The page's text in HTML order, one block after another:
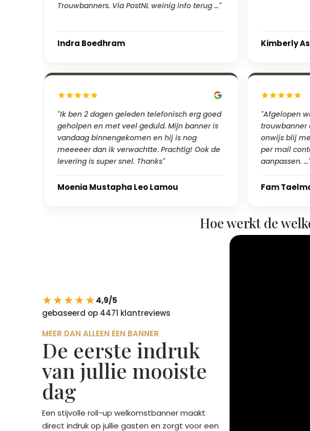
Trouwbanners. Via PostNL weinig info terug …"
Indra Boedhram Kimberly
"Ik ben 2 dagen geleden telefonisch erg goed
geholpen en met veel geduld. Mijn banner is
vandaag binnengekomen en hij is nog
meeeeer dan ik verwachtte. Prachtig! Ook de
levering is super snel. Thanks"
Moenia Mustapha Leo Lamou
"Afgelopen
trouwbanner
onwijs blij
per mail
aanpassen.
Fam
Hoe werkt de
★★★★★4,9/5
gebaseerd op 4471 klantreviews
MEER DAN ALLEEN EEN BANNER
De eerste indruk
van jullie mooiste
dag
Een stijvolle roll-up welkomstbanner maakt
direct indruk op jullie gasten en zorgt voor een